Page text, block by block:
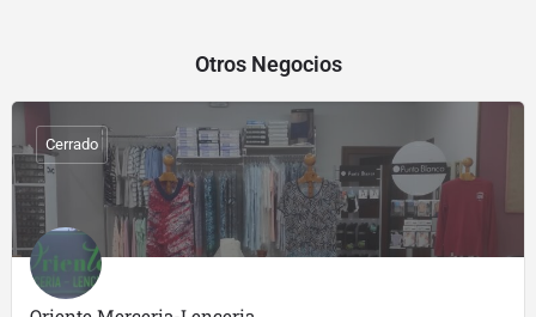
Otros Negocios
Cerrado